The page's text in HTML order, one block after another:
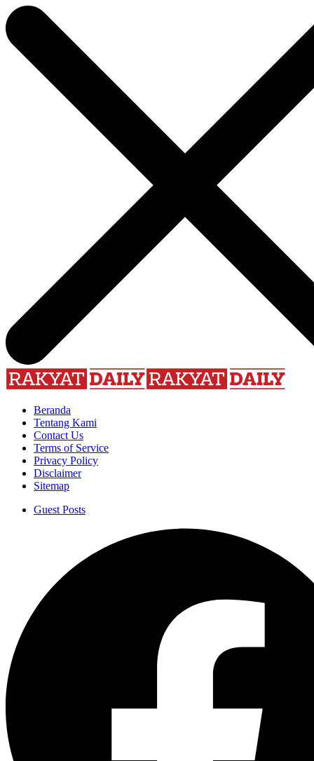
Beranda
Tentang Kami
Contact Us
Terms of Service
Privacy Policy
Disclaimer
Sitemap
Guest Posts